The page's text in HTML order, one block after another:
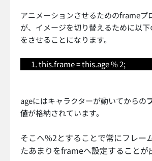
アニメーションさせるためのframeプ
が、イメージを切り替えるために以
をさせることになります。
this.frame = this.age % 2;
ageにはキャラクターが動いてからの
値が格納されています。
そこへ%2とすることで常にフレー
たあまりをframeへ設定することが